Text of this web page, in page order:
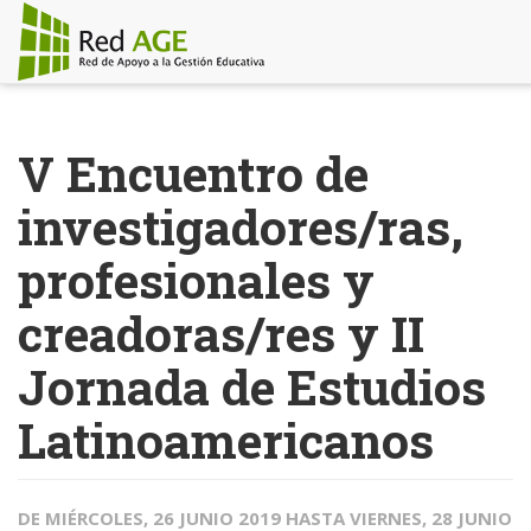
contenido
principal
V Encuentro de
investigadores/ras,
profesionales y
creadoras/res y II
Jornada de Estudios
Latinoamericanos
DE MIÉRCOLES, 26 JUNIO 2019 HASTA VIERNES, 28 JUNIO